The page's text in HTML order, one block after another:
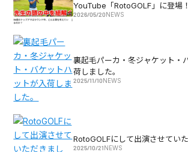
YouTube「RotoGOLF」に登場
キャンペーン情報｜ゴルフブラ
2026/05/20 NEWS
裏起毛パーカ・冬ジャケット・
荷しました。
2025/11/10NEWS
RotoGOLFにして出演させてい
2025/10/21NEWS